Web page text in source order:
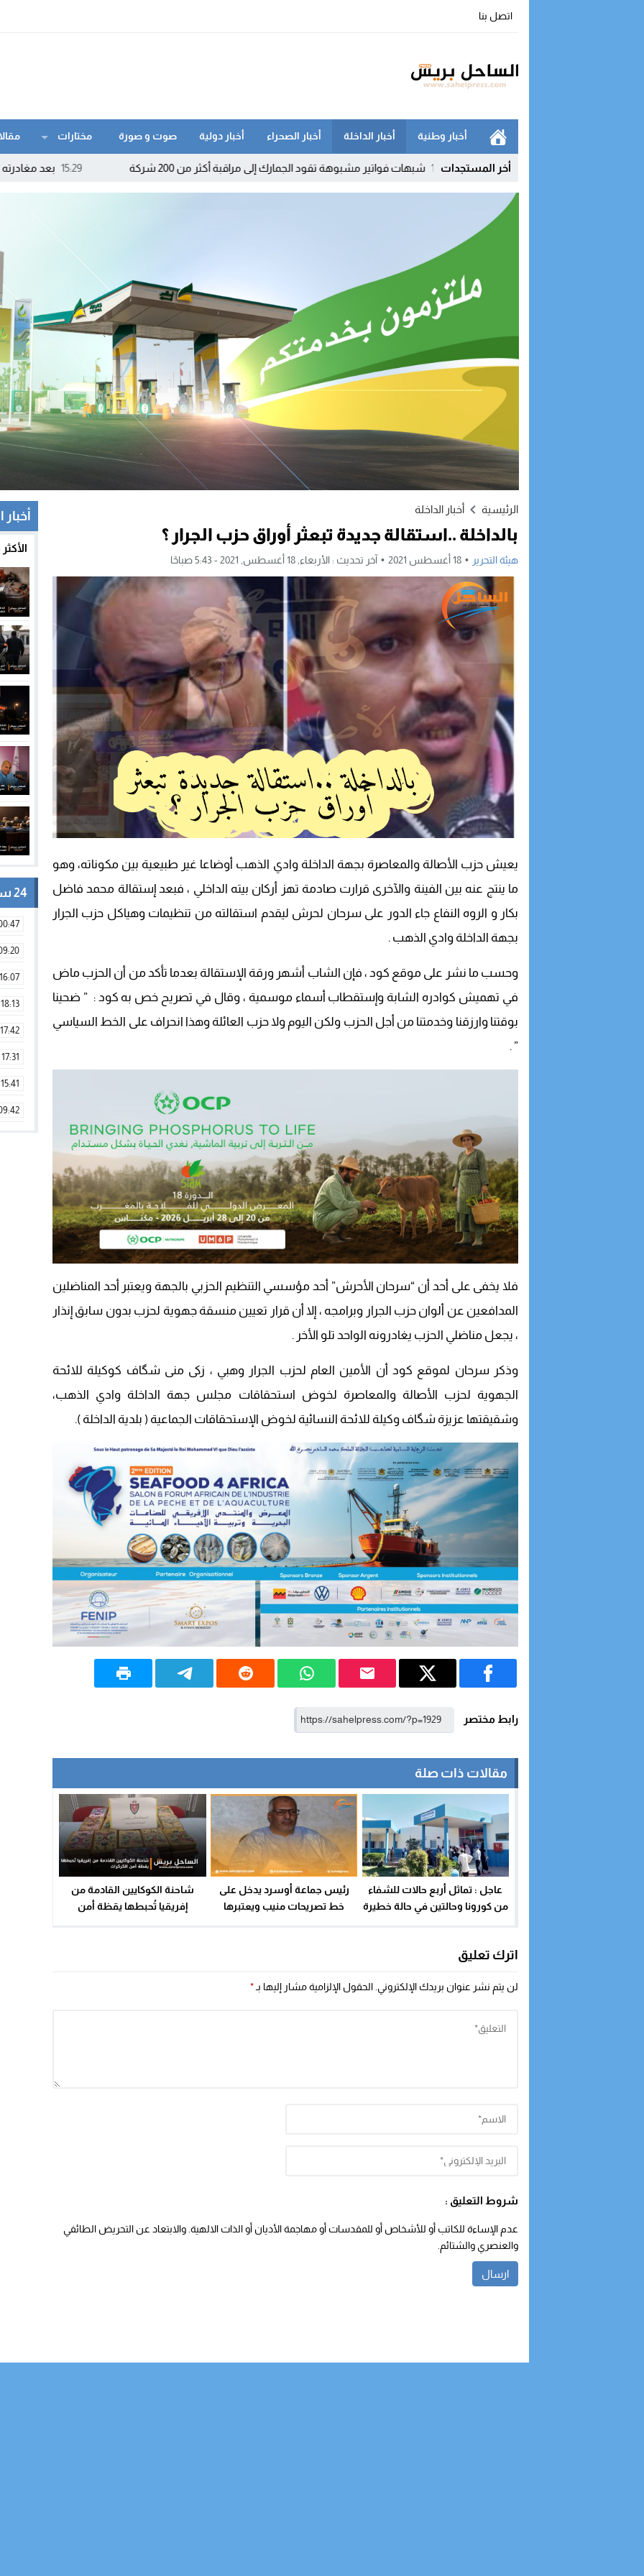
اتصل بنا
أخبار وطنية أخبار الداخلة أخبار الصحراء أخبار دولية صوت و صورة مختارات
أخر المستجدات 15:29 بعد مغادرته «الأحرار» 10:52 شبهات فواتير مشبوهة تقود الجمارك إلى مراقبة أكثر من 200 شركة
الرئيسية أخبار الداخلة
بالداخلة ..استقالة جديدة تبعثر أوراق حزب الجرار ؟
هيئة التحرير 18 أغسطس 2021 آخر تحديث : الأربعاء, 18 أغسطس, 2021 - 5:43 صباحًا
يعيش حزب الأصالة والمعاصرة بجهة الداخلة وادي الذهب أوضاعا غير طبيعية بين مكوناته، وهو
ما ينتج عنه بين الفينة والآخرى قرارت صادمة تهز أركان بيته الداخلي ، فبعد إستقالة محمد فاضل
بكار و الروه النفاع جاء الدور على سرحان لحرش ليقدم استقالته من تنظيمات وهياكل حزب الجرار
بجهة الداخلة وادي الذهب .
وحسب ما نشر على موقع كود ، فإن الشاب أشهر ورقة الإستقالة بعدما تأكد من أن الحزب ماض
في تهميش كوادره الشابة وإستقطاب أسماء موسمية ، وقال في تصريح خص به كود : ” ضحينا
بوقتنا وارزقنا وخدمتنا من أجل الحزب ولكن اليوم ولا حزب العائلة وهذا انحراف على الخط السياسي
” .
فلا يخفى على أحد أن “سرحان الأحرش” أحد مؤسسي التنظيم الحزبي بالجهة ويعتبر أحد المناضلين
المدافعين عن ألوان حزب الجرار وبرامجه ، إلا أن قرار تعيين منسقة جهوية لحزب بدون سابق إنذار
، يجعل مناضلي الحزب يغادرونه الواحد تلو الأخر .
وذكر سرحان لموقع كود أن الأمين العام لحزب الجرار وهبي ، زكى منى شگاف كوكيلة للائحة
الجهوية لحزب الأصالة والمعاصرة لخوض استحقاقات مجلس جهة الداخلة وادي الذهب،
وشقيقتها عزيزة شگاف وكيلة للائحة النسائية لخوض الإستحقاقات الجماعية ( بلدية الداخلة ).
رابط مختصر
مقالات ذات صلة
عاجل : تماثل أربع حالات للشفاء
من كورونا وحالتين في حالة خطيرة
رئيس جماعة أوسرد يدخل على
خط تصريحات منيب ويعتبرها
شاحنة الكوكايين القادمة من
إفريقيا تُحبطها يقظة أمن
اترك تعليق
لن يتم نشر عنوان بريدك الإلكتروني. الحقول الإلزامية مشار إليها بـ *
شروط التعليق :
عدم الإساءة للكاتب أو للأشخاص أو للمقدسات أو مهاجمة الأديان أو الذات الالهية. والابتعاد عن التحريض الطائفي
والعنصري والشتائم.
أخبار
24 ساعة
16:07
18:13
17:42
17:31
15:41